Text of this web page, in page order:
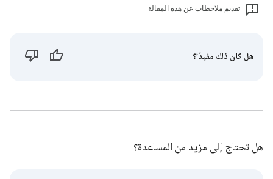
تقديم ملاحظات عن هذه المقالة
هل كان ذلك مفيدًا؟
هل تحتاج إلى مزيد من المساعدة؟